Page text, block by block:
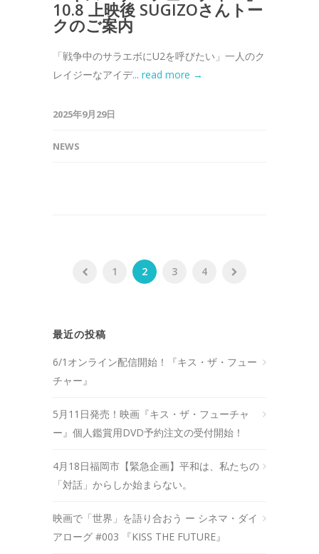
10.8 上映後 SUGIZOさんトー
クのご案内
「戦争中のサラエボにU2を呼びたい」一人のク
レイジーなアイデ... read more →
2025年9月29日
NEWS
1 2 3 4
最近の投稿
6/1オンライン配信開始！『キス・ザ・フュー
チャー』
5月11日発売！映画『キス・ザ・フューチャ
ー』個人鑑賞用DVD予約注文の受付開始！
4月18日福岡市【緊急企画】平和は、私たちの
「対話」からしか始まらない。
映画で「世界」を語り合おう ー シネマ・ダイ
アローグ #003 『KISS THE FUTURE』